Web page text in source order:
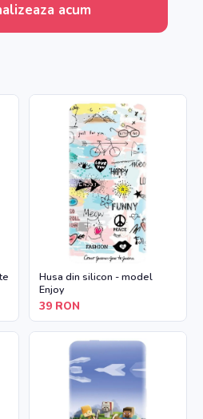
acum
Husa din silicon - model
Enjoy
39 RON